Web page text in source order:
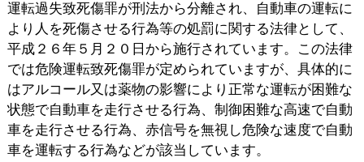
運転過失致死傷罪が刑法から分離され、自動車の運転に
より人を死傷させる行為等の処罰に関する法律として、
平成２６年５月２０日から施行されています。この法律
では危険運転致死傷罪が定められていますが、具体的に
はアルコール又は薬物の影響により正常な運転が困難な
状態で自動車を走行させる行為、制御困難な高速で自動
車を走行させる行為、赤信号を無視し危険な速度で自動
車を運転する行為などが該当しています。